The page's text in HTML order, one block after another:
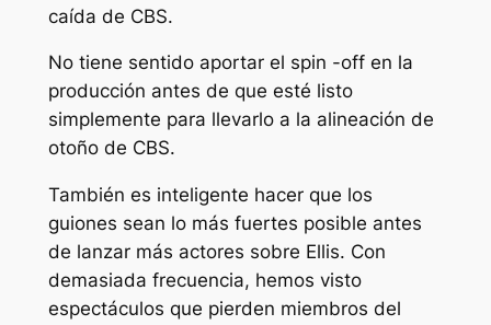
caída de CBS.
No tiene sentido aportar el spin -off en la
producción antes de que esté listo
simplemente para llevarlo a la alineación de
otoño de CBS.
También es inteligente hacer que los
guiones sean lo más fuertes posible antes
de lanzar más actores sobre Ellis. Con
demasiada frecuencia, hemos visto
espectáculos que pierden miembros del